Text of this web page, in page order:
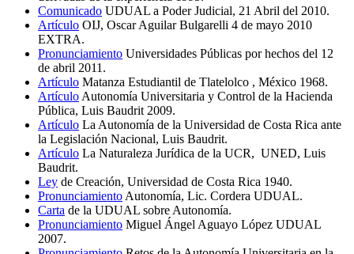
Comunicado UDUAL a Poder Judicial, 21 Abril del 2010.
Artículo OIJ, Oscar Aguilar Bulgarelli 4 de mayo 2010
EXTRA.
Pronunciamiento Universidades Públicas por hechos del 12
de abril 2011.
Artículo Matanza Estudiantil de Tlatelolco , México 1968.
Artículo Autonomía Universitaria y Control de la Hacienda
Pública, Luis Baudrit 2009.
Artículo La Autonomía de la Universidad de Costa Rica ante
la Legislación Nacional, Luis Baudrit.
Artículo La Naturaleza Jurídica de la UCR, UNED, Luis
Baudrit.
Ley de Creación, Universidad de Costa Rica 1940.
Pronunciamiento Autonomía, Lic. Cordera UDUAL.
Carta de la UDUAL sobre Autonomía.
Pronunciamiento Miguel Ángel Aguayo López UDUAL
2007.